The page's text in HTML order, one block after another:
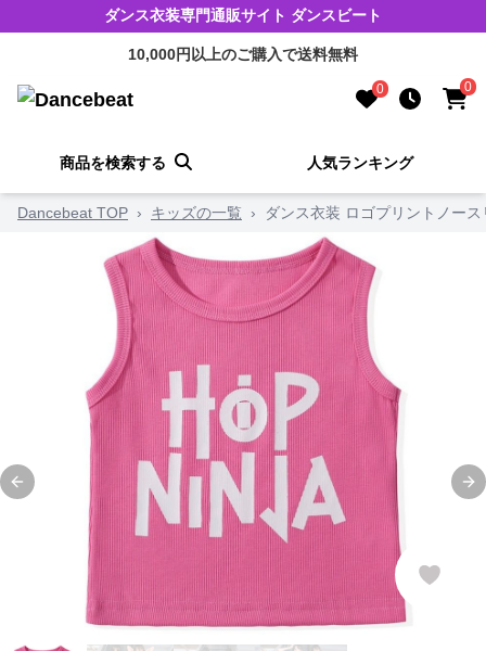
ダンス衣装専門通販サイト ダンスビート
10,000円以上のご購入で送料無料
0 0
商品を検索する 人気ランキング
Dancebeat TOP › キッズの一覧 › ダンス衣装 ロゴプリントノー
Previous slide